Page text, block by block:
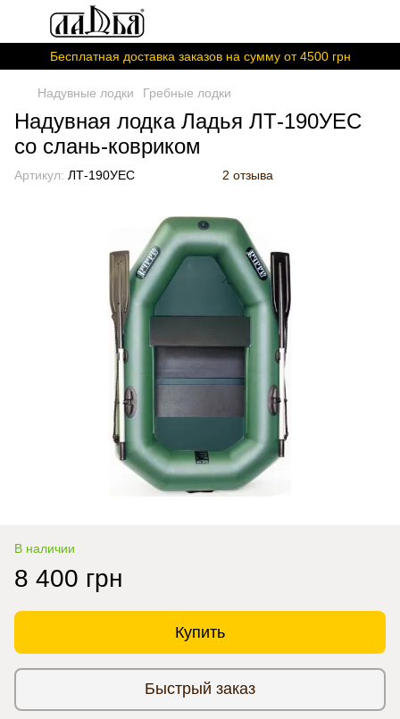
Бесплатная доставка заказов на сумму от 4500 грн
Надувные лодки Гребные лодки
Надувная лодка Ладья ЛТ-190УЕС
со слань-ковриком
Артикул: ЛТ-190УЕС 2 отзыва
В наличии
8 400 грн
Купить
Быстрый заказ